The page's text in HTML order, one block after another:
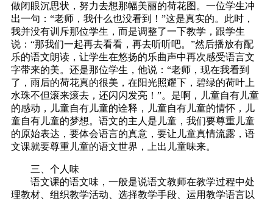
做闭眼沉思状，努力去想那幅美丽的荷花图。一位学生冲
出一句：“老师，我什么也没看到！”这是真实的。此时，
我并没有训斥那位学生，而是调整了一下教学，跟学生
说：“那我们一起再去看看，再去听听吧。”然后播放有配
乐的语文朗读，让学生在悠扬的乐曲声中再次感受语言文
字带来的美。还是那位学生，他说：“老师，现在我看到
了，雨后的荷花真的很美，在阳光照耀下，碧绿的荷叶上
水珠不但滚来滚去，还闪闪发亮！”。是啊，儿童自有儿童
的感动，儿童自有儿童的诠释，儿童自有儿童的情怀，儿
童自有儿童的梦想。语文的主人是儿童，我们要尊重儿童
的原始表达，要体会语言的真意，要让儿童真情流露，语
文课就要尊重儿童的语文世界，上出儿童味来。
三、个人味
语文课的语文味，一般是说语文教师在教学过程中处
理教材、组织教学活动、选择教学手段、运用教学语言以